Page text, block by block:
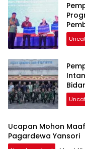
Ucapan Mohon
Pagardewa Yansori